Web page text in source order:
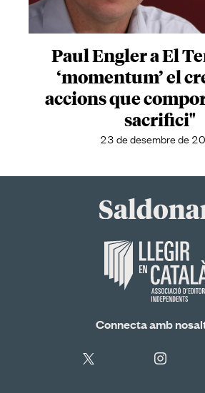
Paul Engler a El
‘momentum’ el
accions que
sacrifici"
23 de desembre de
Connecta amb